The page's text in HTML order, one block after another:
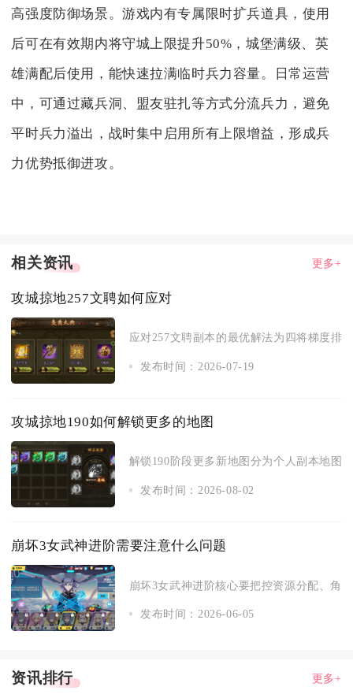
高强度防御场景。游戏内有专属限时扩兵道具，使用
后可在有效期内将守城上限提升50%，城堡满级、英
雄满配后使用，能快速拉满临时兵力容量。日常运营
中，可通过藏兵洞、盟友驻扎等方式分流兵力，避免
平时兵力溢出，战时集中启用所有上限增益，形成兵
力优势抵御进攻。
相关资讯 更多+
攻城掠地257文聘如何应对
应对257文聘副本的最优解法为四将梯度排
发布时间：2026-07-19
攻城掠地190如何解锁更多的地图
解锁190阶段更多新地图分为个人副本地图
发布时间：2026-08-02
崩坏3女武神进阶需要注意什么问题
崩坏3女武神进阶核心要把控资源分配、角
发布时间：2026-06-05
资讯排行 更多+